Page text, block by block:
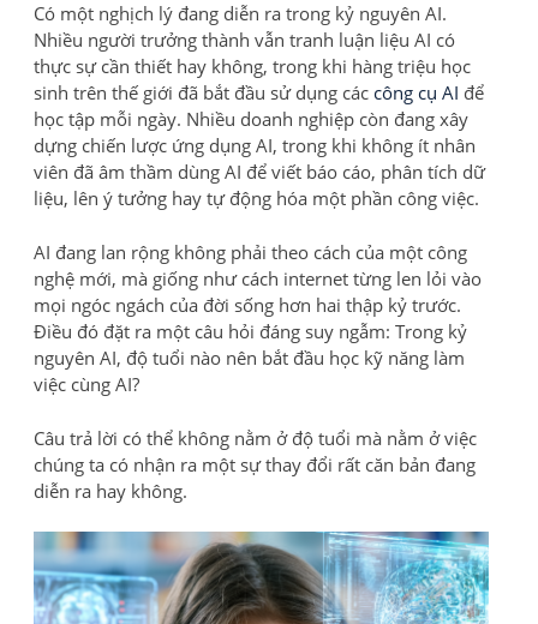
Có một nghịch lý đang diễn ra trong kỷ nguyên AI.
Nhiều người trưởng thành vẫn tranh luận liệu AI có
thực sự cần thiết hay không, trong khi hàng triệu học
sinh trên thế giới đã bắt đầu sử dụng các công cụ AI để
học tập mỗi ngày. Nhiều doanh nghiệp còn đang xây
dựng chiến lược ứng dụng AI, trong khi không ít nhân
viên đã âm thầm dùng AI để viết báo cáo, phân tích dữ
liệu, lên ý tưởng hay tự động hóa một phần công việc.
AI đang lan rộng không phải theo cách của một công
nghệ mới, mà giống như cách internet từng len lỏi vào
mọi ngóc ngách của đời sống hơn hai thập kỷ trước.
Điều đó đặt ra một câu hỏi đáng suy ngẫm: Trong kỷ
nguyên AI, độ tuổi nào nên bắt đầu học kỹ năng làm
việc cùng AI?
Câu trả lời có thể không nằm ở độ tuổi mà nằm ở việc
chúng ta có nhận ra một sự thay đổi rất căn bản đang
diễn ra hay không.